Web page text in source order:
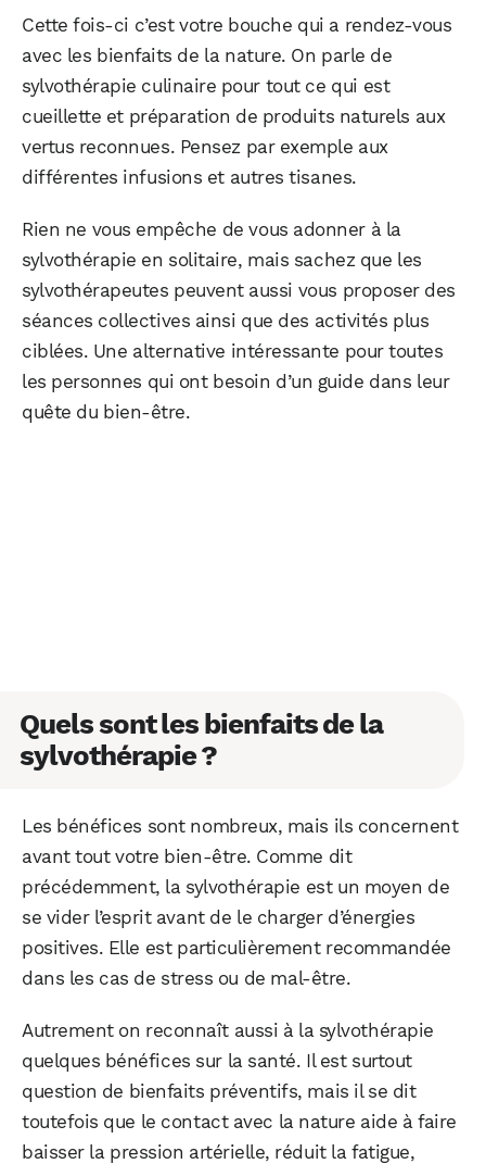
Cette fois-ci c’est votre bouche qui a rendez-vous
avec les bienfaits de la nature. On parle de
sylvothérapie culinaire pour tout ce qui est
cueillette et préparation de produits naturels aux
vertus reconnues. Pensez par exemple aux
différentes infusions et autres tisanes.
Rien ne vous empêche de vous adonner à la
sylvothérapie en solitaire, mais sachez que les
sylvothérapeutes peuvent aussi vous proposer des
séances collectives ainsi que des activités plus
ciblées. Une alternative intéressante pour toutes
les personnes qui ont besoin d’un guide dans leur
quête du bien-être.
Quels sont les bienfaits de la
sylvothérapie ?
Les bénéfices sont nombreux, mais ils concernent
avant tout votre bien-être. Comme dit
précédemment, la sylvothérapie est un moyen de
se vider l’esprit avant de le charger d’énergies
positives. Elle est particulièrement recommandée
dans les cas de stress ou de mal-être.
Autrement on reconnaît aussi à la sylvothérapie
quelques bénéfices sur la santé. Il est surtout
question de bienfaits préventifs, mais il se dit
toutefois que le contact avec la nature aide à faire
baisser la pression artérielle, réduit la fatigue,